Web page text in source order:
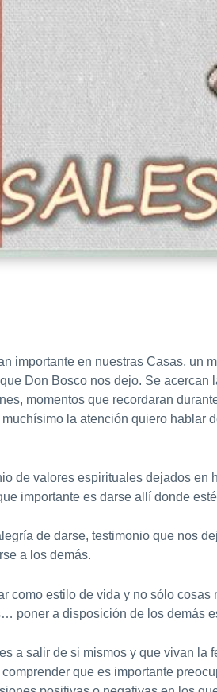
importante en nuestras Casas, un
Don Bosco nos dejo. Se acercan
momentos que recordaran
la atención quiero hablar
de valores espirituales dejados en
importante es darse allí donde
de darse, testimonio que nos
a los demás.
como estilo de vida y no sólo
poner a disposición de los demás
a salir de si mismos y que vivan
que es importante